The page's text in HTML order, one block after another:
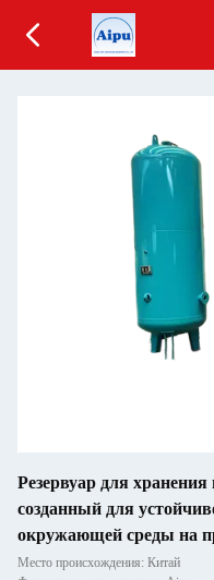
Резервуар для
созданный для
окружающей среды на
Место происхождения: Китай